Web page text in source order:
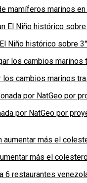
mamíferos marinos
Niño histórico sobre
los cambios marinos
por NatGeo por
más el